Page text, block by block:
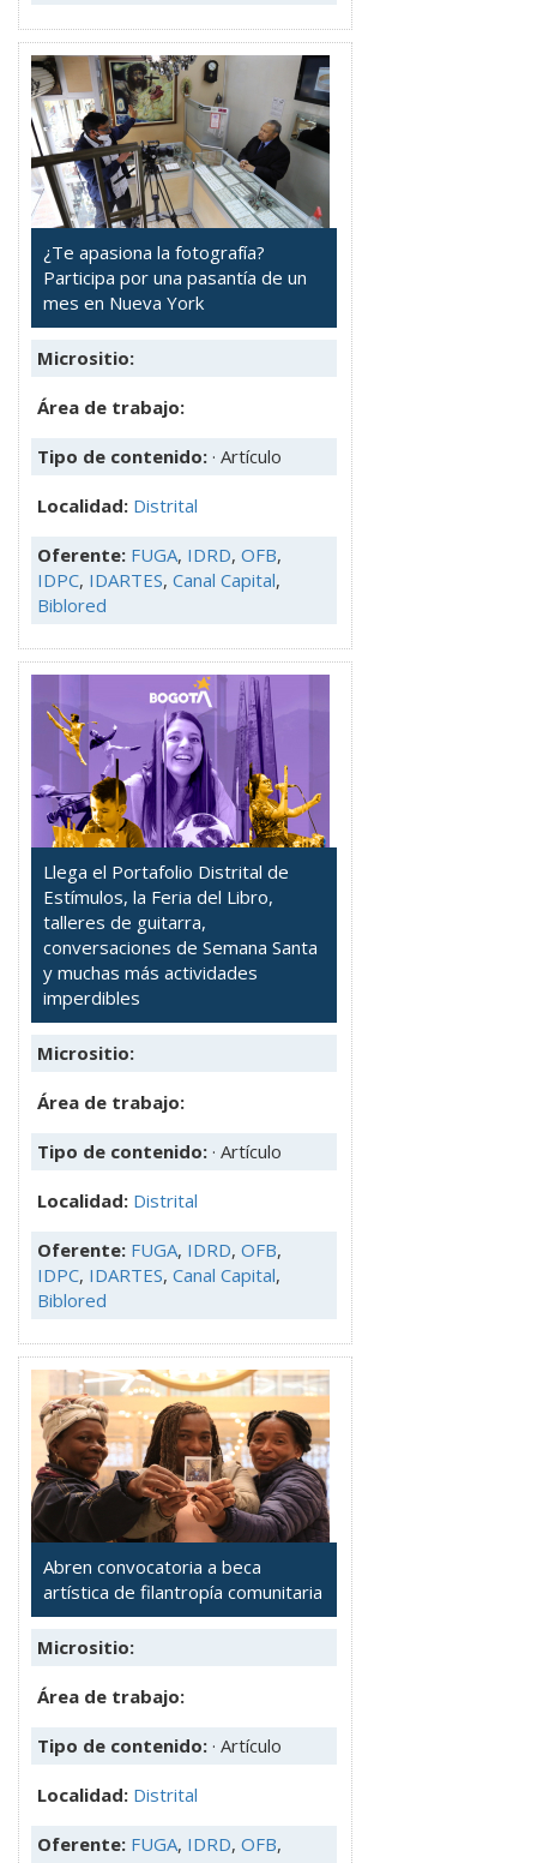
¿Te apasiona la fotografía?
Participa por una pasantía de un
mes en Nueva York
Micrositio:
Área de trabajo:
Tipo de contenido: · Artículo
Localidad: Distrital
Oferente: FUGA, IDRD, OFB,
IDPC, IDARTES, Canal Capital,
Biblored
Llega el Portafolio Distrital de
Estímulos, la Feria del Libro,
talleres de guitarra,
conversaciones de Semana Santa
y muchas más actividades
imperdibles
Micrositio:
Área de trabajo:
Tipo de contenido: · Artículo
Localidad: Distrital
Oferente: FUGA, IDRD, OFB,
IDPC, IDARTES, Canal Capital,
Biblored
Abren convocatoria a beca
artística de filantropía comunitaria
Micrositio:
Área de trabajo:
Tipo de contenido: · Artículo
Localidad: Distrital
Oferente: FUGA, IDRD, OFB,